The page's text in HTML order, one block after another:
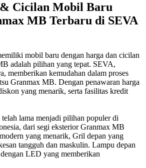
Cicilan Mobil Baru
MB Terbaru di SEVA
mobil baru dengan harga dan cicilan
adalah pilihan yang tepat. SEVA,
memberikan kemudahan dalam proses
Granmax MB. Dengan penawaran harga
yang menarik, serta fasilitas kredit
lama menjadi pilihan populer di
dari segi eksterior Granmax MB
yang menarik, Gril depan yang
tangguh dan maskulin. Lampu depan
LED yang memberikan